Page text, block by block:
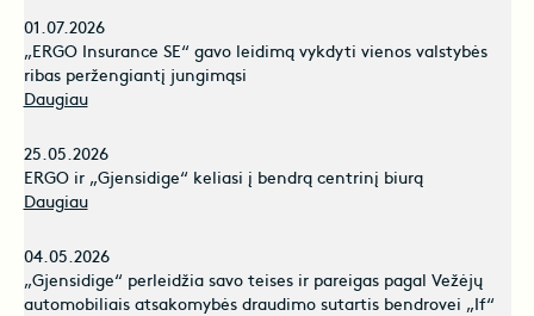
01.07.2026
„ERGO Insurance SE“ gavo leidimą vykdyti vienos valstybės
ribas peržengiantį jungimąsi
Daugiau
25.05.2026
ERGO ir „Gjensidige“ keliasi į bendrą centrinį biurą
Daugiau
04.05.2026
„Gjensidige“ perleidžia savo teises ir pareigas pagal Vežėjų
automobiliais atsakomybės draudimo sutartis bendrovei „If“